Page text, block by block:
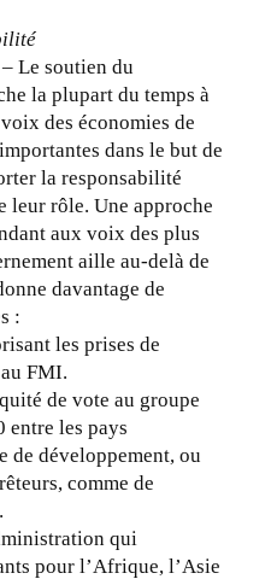
– Le soutien du
la plupart du temps à
des économies de
dans le but de
la responsabilité
leur rôle. Une approche
aux voix des plus
aille au-delà de
davantage de
:
les prises de
FMI.
de vote au groupe
entre les pays
de développement, ou
comme de
qui
pour l’Afrique, l’Asie